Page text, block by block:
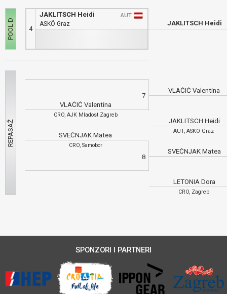
4
JAKLITSCH Heidi
AUT
ASKÖ Graz
JAKLITSCH Heidi
VLAČIĆ Valentina
CRO, AJK Mladost Zagreb
SVEČNJAK Matea
CRO, Samobor
7
VLAČIĆ Valentina
JAKLITSCH Heidi
AUT, ASKÖ Graz
8
SVEČNJAK Matea
LETONIA Dora
CRO, Zagreb
SPONZORI I PARTNERI